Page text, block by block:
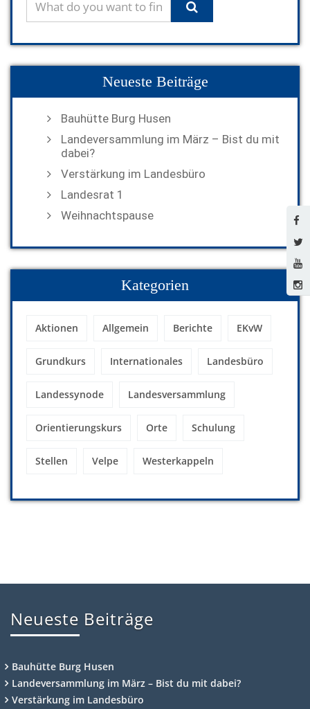
Neueste Beiträge
Bauhütte Burg Husen
Landeversammlung im März – Bist du mit
dabei?
Verstärkung im Landesbüro
Landesrat 1
Weihnachtspause
Kategorien
Aktionen Allgemein Berichte EKvW
Grundkurs Internationales Landesbüro
Landessynode Landesversammlung
Orientierungskurs Orte Schulung
Stellen Velpe Westerkappeln
Neueste Beiträge
Bauhütte Burg Husen
Landeversammlung im März – Bist du mit dabei?
Verstärkung im Landesbüro